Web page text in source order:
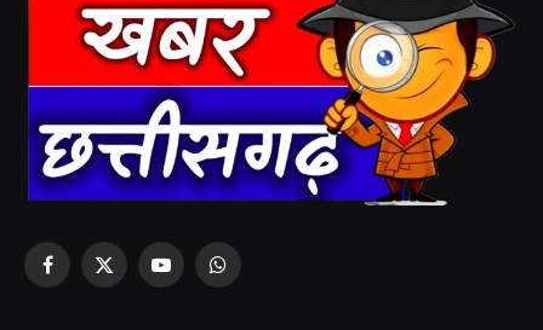
Facebook
X
YouTubeWhatsApp